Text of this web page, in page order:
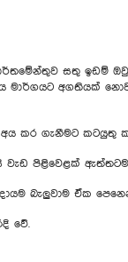
සතු ඉඩම් ඔවුන්
මාර්ගයට අගතියක්
කර ගැනීමට කටයුතු
පිළිවෙළක් ඇත්තටම
බැලුවාම ඒක
වේ.